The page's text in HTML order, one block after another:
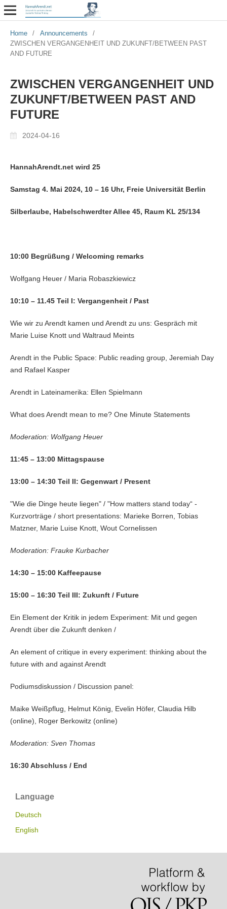
Home / Announcements
/
ZWISCHEN VERGANGENHEIT UND ZUKUNFT/BETWEEN PAST
AND FUTURE
ZWISCHEN VERGANGENHEIT UND
ZUKUNFT/BETWEEN PAST AND
FUTURE
2024-04-16
HannahArendt.net wird 25
Samstag 4. Mai 2024, 10 – 16 Uhr, Freie Universität Berlin
Silberlaube, Habelschwerdter Allee 45, Raum KL 25/134
10:00 Begrüßung / Welcoming remarks
Wolfgang Heuer / Maria Robaszkiewicz
10:10 – 11.45 Teil I: Vergangenheit / Past
Wie wir zu Arendt kamen und Arendt zu uns: Gespräch mit
Marie Luise Knott und Waltraud Meints
Arendt in the Public Space: Public reading group, Jeremiah Day
and Rafael Kasper
Arendt in Lateinamerika: Ellen Spielmann
What does Arendt mean to me? One Minute Statements
Moderation: Wolfgang Heuer
11:45 – 13:00 Mittagspause
13:00 – 14:30 Teil II: Gegenwart / Present
"Wie die Dinge heute liegen" / "How matters stand today“ -
Kurzvorträge / short presentations: Marieke Borren, Tobias
Matzner, Marie Luise Knott, Wout Cornelissen
Moderation: Frauke Kurbacher
14:30 – 15:00 Kaffeepause
15:00 – 16:30 Teil III: Zukunft / Future
Ein Element der Kritik in jedem Experiment: Mit und gegen
Arendt über die Zukunft denken /
An element of critique in every experiment: thinking about the
future with and against Arendt
Podiumsdiskussion / Discussion panel:
Maike Weißpflug, Helmut König, Evelin Höfer, Claudia Hilb
(online), Roger Berkowitz (online)
Moderation: Sven Thomas
16:30 Abschluss / End
Language
Deutsch
English